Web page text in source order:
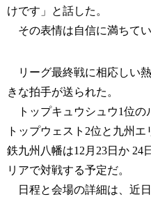
けです」と話した。
その表情は自信に満ちてい
リーグ最終戦に相応しい
きな拍手が送られた。
トップキュウシュウ1位の
トップウェスト2位と九州
鉄九州八幡は12月23日か 24
リアで対戦する予定だ。
日程と会場の詳細は、近日